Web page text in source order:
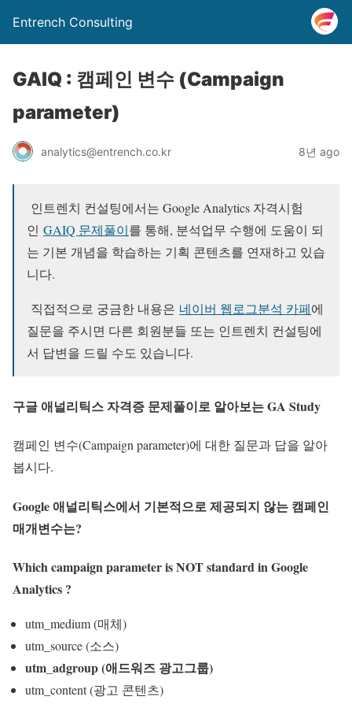
Entrench Consulting
GAIQ : 캠페인 변수 (Campaign
parameter)
analytics@entrench.co.kr 8년 ago
인트렌치 컨설팅에서는 Google Analytics 자격시험
인 GAIQ 문제풀이를 통해, 분석업무 수행에 도움이 되
는 기본 개념을 학습하는 기획 콘텐츠를 연재하고 있습
니다.
직접적으로 궁금한 내용은 네이버 웹로그분석 카페에
질문을 주시면 다른 회원분들 또는 인트렌치 컨설팅에
서 답변을 드릴 수도 있습니다.
구글 애널리틱스 자격증 문제풀이로 알아보는 GA Study
캠페인 변수(Campaign parameter)에 대한 질문과 답을 알아
봅시다.
Google 애널리틱스에서 기본적으로 제공되지 않는 캠페인
매개변수는?
Which campaign parameter is NOT standard in Google
Analytics ?
utm_medium (매체)
utm_source (소스)
utm_adgroup (애드워즈 광고그룹)
utm_content (광고 콘텐츠)